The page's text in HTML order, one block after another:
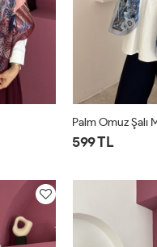
Palm Omuz Şalı
599 TL